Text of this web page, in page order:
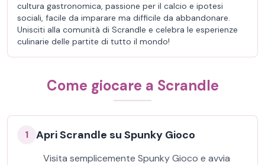
cultura gastronomica, passione per il calcio e ipotesi
sociali, facile da imparare ma difficile da abbandonare.
Unisciti alla comunità di Scrandle e celebra le esperienze
culinarie delle partite di tutto il mondo!
Come giocare a Scrandle
1 Apri Scrandle su Spunky Gioco
Visita semplicemente Spunky Gioco e avvia